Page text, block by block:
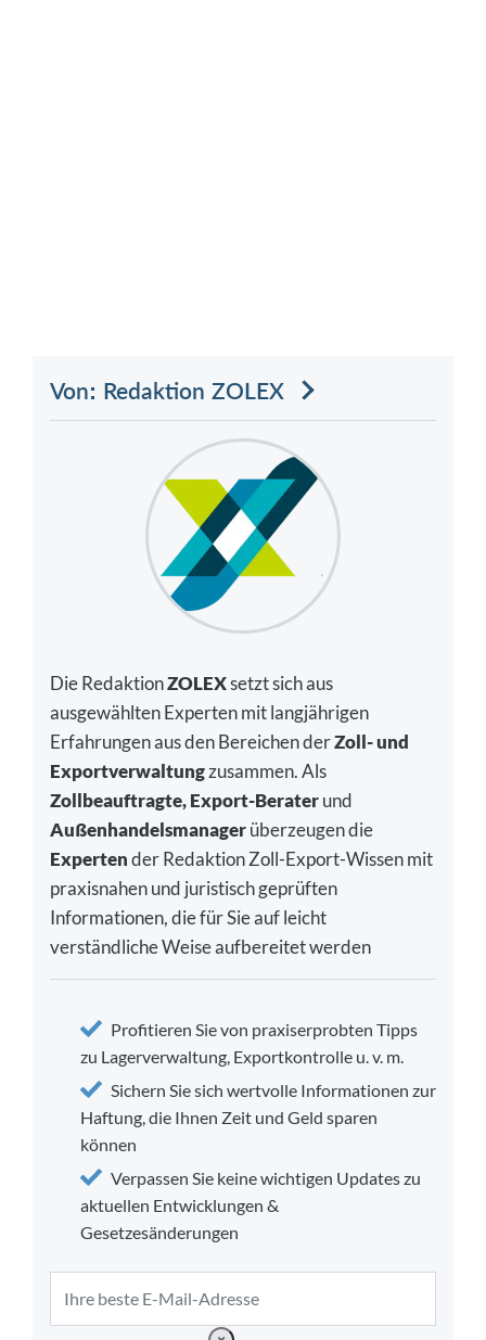
Von: Redaktion ZOLEX
Die RedaktionZOLEXsetzt sich aus
ausgewählten Experten mit langjährigen
Erfahrungen aus den Bereichen derZoll- und
Exportverwaltungzusammen. Als
Zollbeauftragte, Export-Beraterund
Außenhandelsmanagerüberzeugen die
Expertender Redaktion Zoll-Export-Wissen mit
praxisnahen und juristisch geprüften
Informationen, die für Sie auf leicht
verständliche Weise aufbereitet werden
Profitieren Sie von praxiserprobten Tipps
zu Lagerverwaltung, Exportkontrolle u. v. m.
Sichern Sie sich wertvolle Informationen zur
Haftung, die Ihnen Zeit und Geld sparen
können
Verpassen Sie keine wichtigen Updates zu
aktuellen Entwicklungen &
Gesetzesänderungen